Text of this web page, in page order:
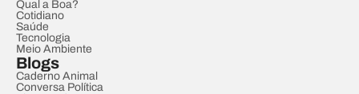
Qual a Boa?
Cotidiano
Saúde
Tecnologia
Meio Ambiente
Blogs
Caderno Animal
Conversa Política